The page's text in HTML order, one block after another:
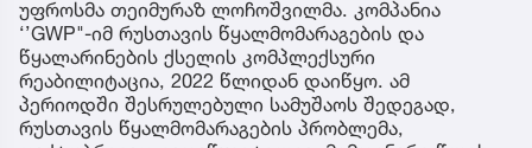
უფროსმა თეიმურაზ ლოჩოშვილმა. კომპანია
‘’GWP"-იმ რუსთავის წყალმომარაგების და
წყალარინების ქსელის კომპლექსური
რეაბილიტაცია, 2022 წლიდან დაიწყო. ამ
პერიოდში შესრულებული სამუშაოს შედეგად,
რუსთავის წყალმომარაგების პრობლემა,